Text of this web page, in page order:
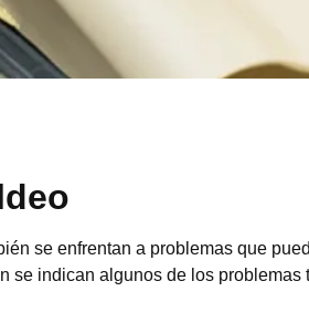
se enfrentan a problemas que
se indican algunos de los problemas